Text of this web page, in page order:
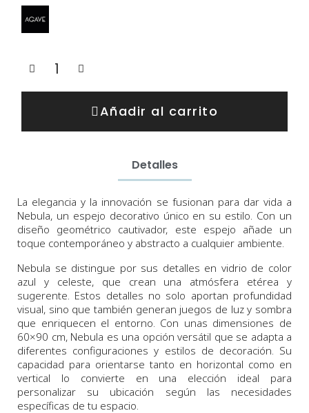
Añadir al carrito
Detalles
La elegancia y la innovación se fusionan para dar vida a
Nebula, un espejo decorativo único en su estilo. Con un
diseño geométrico cautivador, este espejo añade un
toque contemporáneo y abstracto a cualquier ambiente.
Nebula se distingue por sus detalles en vidrio de color
azul y celeste, que crean una atmósfera etérea y
sugerente. Estos detalles no solo aportan profundidad
visual, sino que también generan juegos de luz y sombra
que enriquecen el entorno. Con unas dimensiones de
60×90 cm, Nebula es una opción versátil que se adapta a
diferentes configuraciones y estilos de decoración. Su
capacidad para orientarse tanto en horizontal como en
vertical lo convierte en una elección ideal para
personalizar su ubicación según las necesidades
específicas de tu espacio.